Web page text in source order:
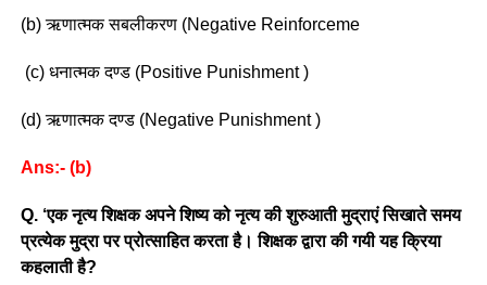
(b) ऋणात्मक सबलीकरण (Negative Reinforceme
(c) धनात्मक दण्ड (Positive Punishment )
(d) ऋणात्मक दण्ड (Negative Punishment )
Ans:- (b)
Q. ‘एक नृत्य शिक्षक अपने शिष्य को नृत्य की शुरुआती मुद्राएं सिखाते समय
प्रत्येक मुद्रा पर प्रोत्साहित करता है। शिक्षक द्वारा की गयी यह क्रिया
कहलाती है?